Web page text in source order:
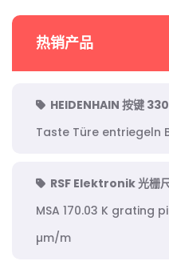
热销产品
HEIDENHAIN 按键
Taste Türe entriegeln
RSF Elektronik 光栅
MSA 170.03 K grating
µm/m